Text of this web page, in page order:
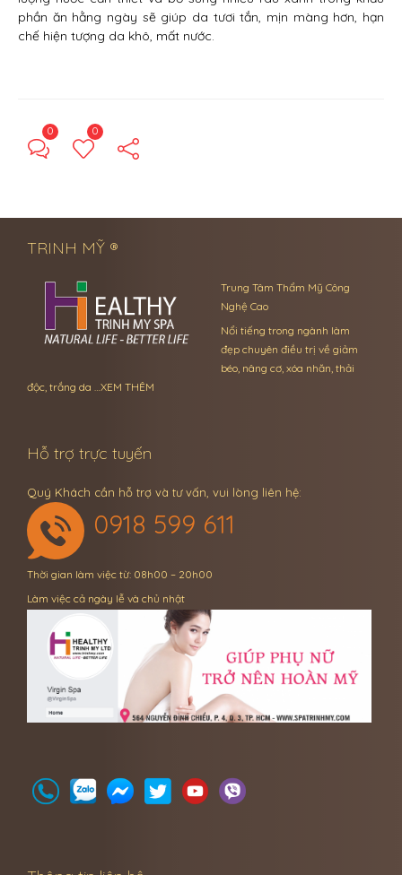
phần ăn hằng ngày sẽ giúp da tươi tắn, mịn màng hơn, hạn
chế hiện tượng da khô, mất nước.
0 0
TRINH MỸ ®
Trung Tâm Thẩm Mỹ Công
Nghệ Cao
Nổi tiếng trong ngành làm
đẹp chuyên điều trị về giảm
béo, nâng cơ, xóa nhăn, thải
độc, trắng da …XEM THÊM
Hỗ trợ trực tuyến
Quý Khách cần hỗ trợ và tư vấn, vui lòng liên hệ:
0918 599 611
Thời gian làm việc từ: 08h00 – 20h00
Làm việc cả ngày lễ và chủ nhật